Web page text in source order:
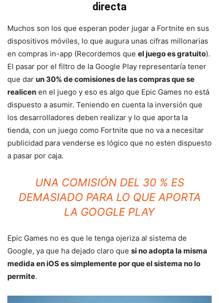
directa
Muchos son los que esperan poder jugar a Fortnite en sus
dispositivos móviles, lo que augura unas cifras millonarias
en compras in-app (Recordemos que el juego es gratuito).
El pasar por el filtro de la Google Play representaría tener
que dar un 30% de comisiones de las compras que se
realicen en el juego y eso es algo que Epic Games no está
dispuesto a asumir. Teniendo en cuenta la inversión que
los desarrolladores deben realizar y lo que aporta la
tienda, con un juego como Fortnite que no va a necesitar
publicidad para venderse es lógico que no esten dispuesto
a pasar por caja.
UNA COMISIÓN DEL 30 % ES
DEMASIADO PARA LO QUE APORTA
LA GOOGLE PLAY
Epic Games no es que le tenga ojeriza al sistema de
Google, ya que ha dejado claro que si no adopta la misma
medida en iOS es simplemente por que el sistema no lo
permite.